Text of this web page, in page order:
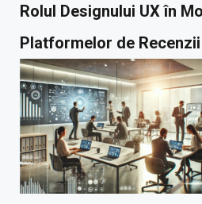
Rolul Designului UX în
Platformelor de Recenzii